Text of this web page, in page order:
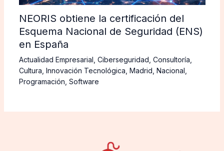
NEORIS obtiene la certificación del
Esquema Nacional de Seguridad (ENS)
en España
Actualidad Empresarial, Ciberseguridad, Consultoría,
Cultura, Innovación Tecnológica, Madrid, Nacional,
Programación, Software